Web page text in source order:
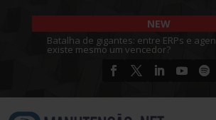
NEW
Batalha de gigantes: entre ERPs e
existe mesmo um vencedor?